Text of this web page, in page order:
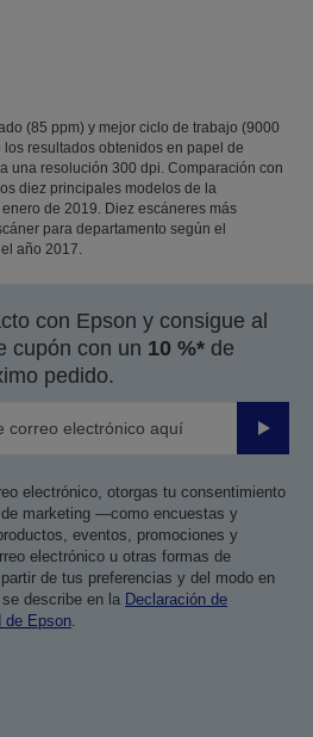
(85 ppm) y mejor ciclo de trabajo (9000
resultados obtenidos en papel de
una resolución 300 dpi. Comparación con
diez principales modelos de la
de 2019. Diez escáneres más
para departamento según el
año 2017.
con Epson y consigue al
cupón con un 10 %* de
pedido.
Enviar
electrónico, otorgas tu consentimiento
marketing —como encuestas y
eventos, promociones y
electrónico u otras formas de
de tus preferencias y del modo en
describe en la Declaración de
de Epson